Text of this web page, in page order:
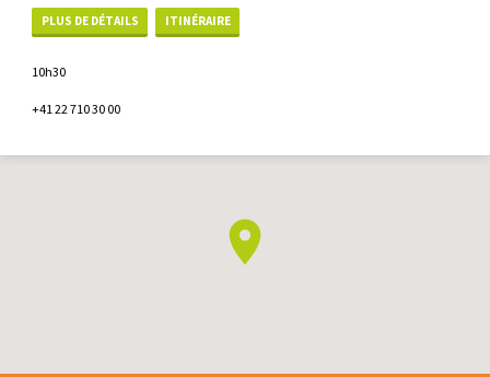
PLUS DE DÉTAILS ITINÉRAIRE
10h30
+41 22 710 30 00